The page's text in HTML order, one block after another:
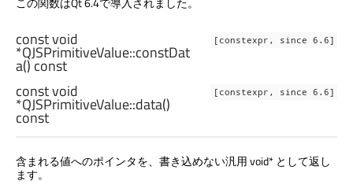
[constexpr, since 6.6]
constvoid
*QJSPrimitiveValue::constDat
a() const
[constexpr, since 6.6]
constvoid
*QJSPrimitiveValue::data()
const
含まれる値へのポインタを、書き込めない汎用 void* として返し
ます。